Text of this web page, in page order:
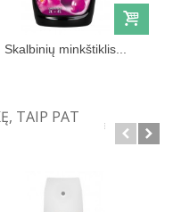
Skalbinių minkštiklis...
TAIP PAT